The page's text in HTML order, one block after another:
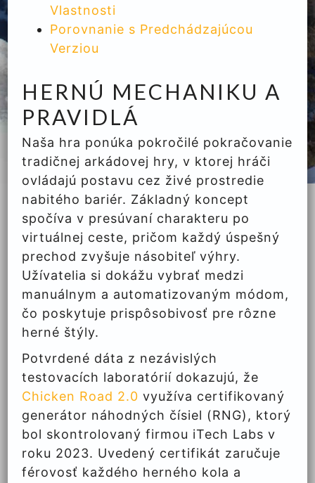
Vlastnosti
Porovnanie s Predchádzajúcou
Verziou
HERNÚ MECHANIKU A
PRAVIDLÁ
Naša hra ponúka pokročilé pokračovanie
tradičnej arkádovej hry, v ktorej hráči
ovládajú postavu cez živé prostredie
nabitého bariér. Základný koncept
spočíva v presúvaní charakteru po
virtuálnej ceste, pričom každý úspešný
prechod zvyšuje násobiteľ výhry.
Užívatelia si dokážu vybrať medzi
manuálnym a automatizovaným módom,
čo poskytuje prispôsobivosť pre rôzne
herné štýly.
Potvrdené dáta z nezávislých
testovacích laboratórií dokazujú, že
Chicken Road 2.0 využíva certifikovaný
generátor náhodných čísiel (RNG), ktorý
bol skontrolovaný firmou iTech Labs v
roku 2023. Uvedený certifikát zaručuje
férovosť každého herného kola a